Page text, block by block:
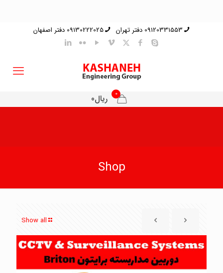
09120331553 دفتر تهران 09130222025 دفتر اصفهان
0 ریال0
Shop
Show all